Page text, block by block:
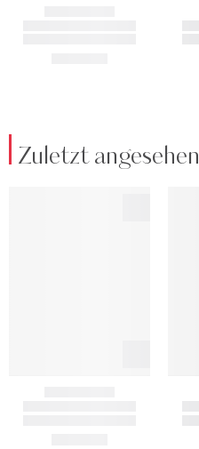
Zuletzt angesehen